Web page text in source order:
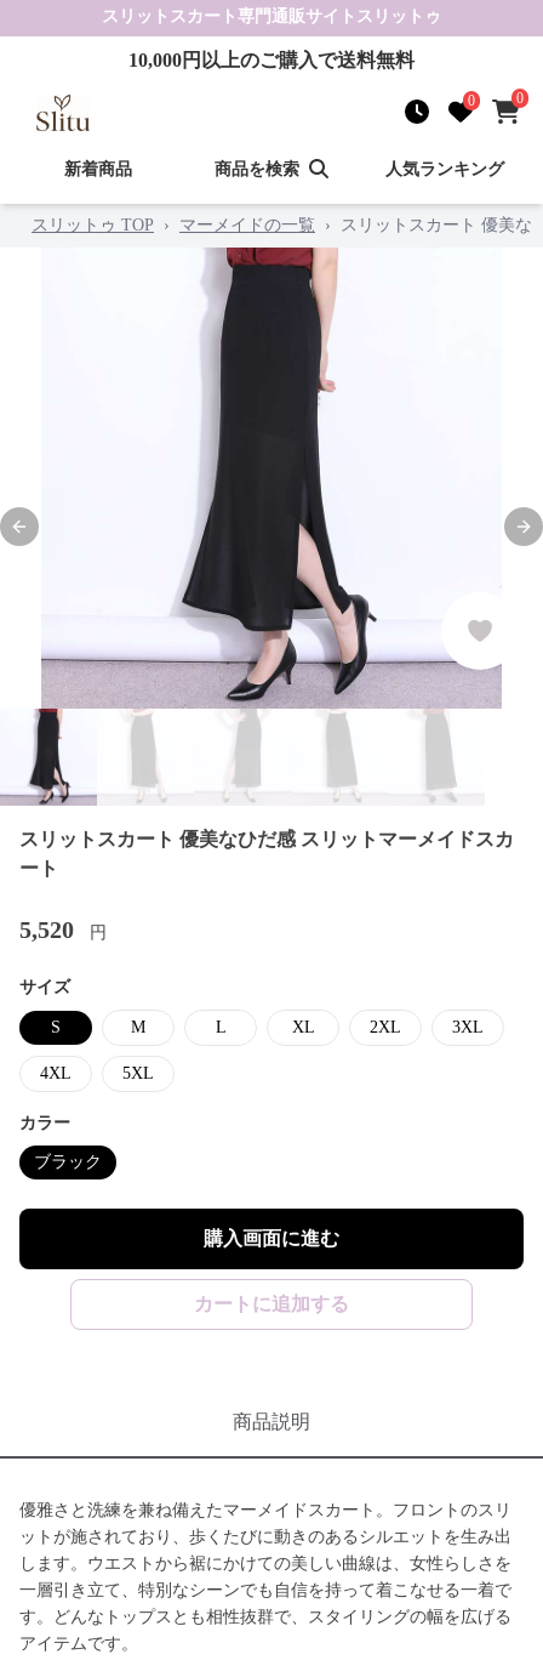
スリットスカート 専門通販サイト スリットゥ
10,000円以上のご購入で送料無料
0 0
新着商品 商品を検索 人気ランキング
スリットゥ TOP › マーメイドの一覧 › スリットスカート 優美な
Previous slide
スリットスカート 優美なひだ感 スリットマーメイドスカ
ート
5,520 円
サイズ
S M L XL 2XL 3XL
4XL 5XL
カラー
ブラック
購入画面に進む
カートに追加する
商品説明
優雅さと洗練を兼ね備えたマーメイドスカート。フロントのスリ
ットが施されており、歩くたびに動きのあるシルエットを生み出
します。ウエストから裾にかけての美しい曲線は、女性らしさを
一層引き立て、特別なシーンでも自信を持って着こなせる一着で
す。どんなトップスとも相性抜群で、スタイリングの幅を広げる
アイテムです。